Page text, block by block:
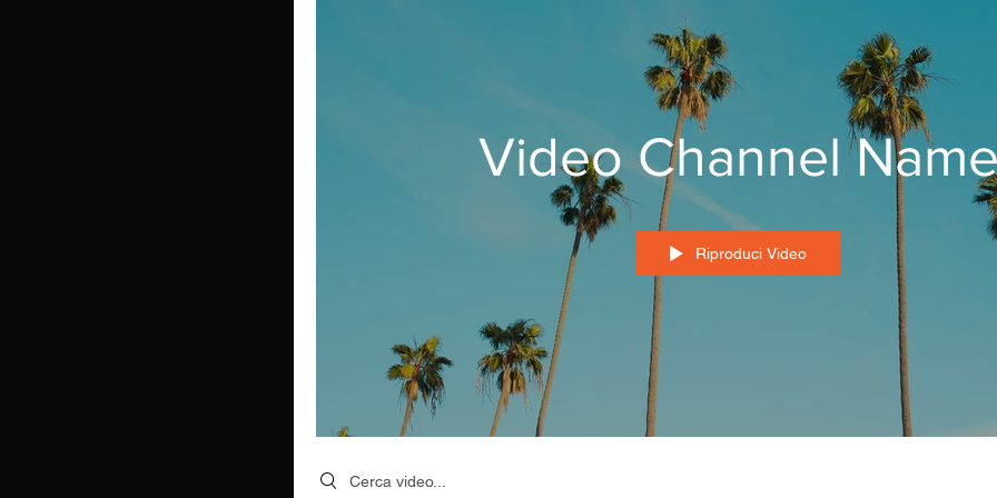
Video Channel
Riproduci Video
Search videos